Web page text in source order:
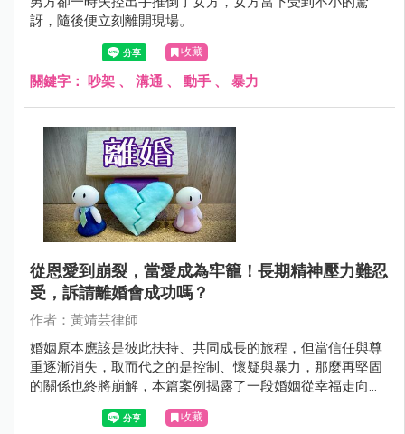
訝，隨後便立刻離開現場。
收藏
關鍵字： 吵架 、 溝通 、 動手 、 暴力
從恩愛到崩裂，當愛成為牢籠！長期精神壓力難忍
受，訴請離婚會成功嗎？
作者：黃靖芸律師
婚姻原本應該是彼此扶持、共同成長的旅程，但當信任與尊
重逐漸消失，取而代之的是控制、懷疑與暴力，那麼再堅固
的關係也終將崩解，本篇案例揭露了一段婚姻從幸福走向破
裂的過程，丈夫從隱忍到精神崩潰，最終訴諸法律，揭示出
情感傷害比身體暴力更難治癒的真相。透過本案例，我們重
收藏